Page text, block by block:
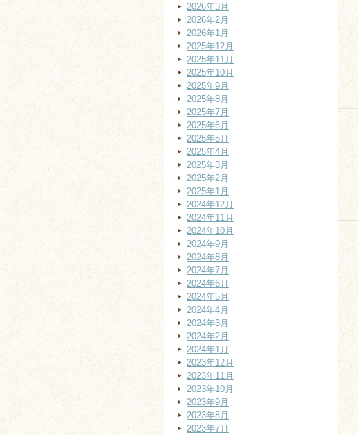
2026年3月
2026年2月
2026年1月
2025年12月
2025年11月
2025年10月
2025年9月
2025年8月
2025年7月
2025年6月
2025年5月
2025年4月
2025年3月
2025年2月
2025年1月
2024年12月
2024年11月
2024年10月
2024年9月
2024年8月
2024年7月
2024年6月
2024年5月
2024年4月
2024年3月
2024年2月
2024年1月
2023年12月
2023年11月
2023年10月
2023年9月
2023年8月
2023年7月